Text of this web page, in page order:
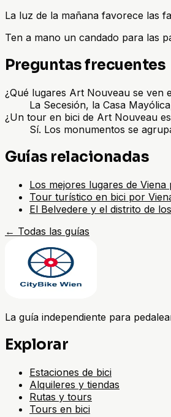
La luz de la mañana favorece las
Ten a mano un candado para las
Preguntas frecuentes
¿Qué lugares Art Nouveau se ven
La Secesión, la Casa
¿Un tour en bici de Art Nouveau
Sí. Los monumentos se
Guías relacionadas
Los mejores lugares de
Tour turístico en bici por
El Belvedere y el distrito de
← Todas las guías
La guía independiente para
Explorar
Estaciones de bici
Alquileres y tiendas
Rutas y tours
Tours en bici